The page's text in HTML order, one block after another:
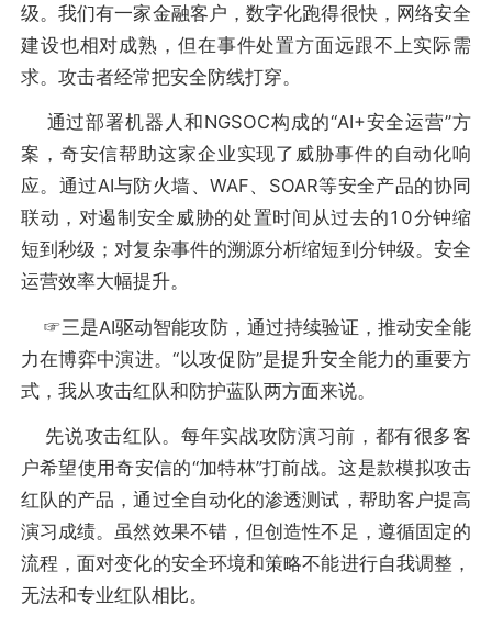
级。我们有一家金融客户，数字化跑得很快，网络安全
建设也相对成熟，但在事件处置方面远跟不上实际需
求。攻击者经常把安全防线打穿。
通过部署机器人和NGSOC构成的“AI+安全运营”方
案，奇安信帮助这家企业实现了威胁事件的自动化响
应。通过AI与防火墙、WAF、SOAR等安全产品的协同
联动，对遏制安全威胁的处置时间从过去的10分钟缩
短到秒级；对复杂事件的溯源分析缩短到分钟级。安全
运营效率大幅提升。
☞三是AI驱动智能攻防，通过持续验证，推动安全能
力在博弈中演进。“以攻促防”是提升安全能力的重要方
式，我从攻击红队和防护蓝队两方面来说。
先说攻击红队。每年实战攻防演习前，都有很多客
户希望使用奇安信的“加特林”打前战。这是款模拟攻击
红队的产品，通过全自动化的渗透测试，帮助客户提高
演习成绩。虽然效果不错，但创造性不足，遵循固定的
流程，面对变化的安全环境和策略不能进行自我调整，
无法和专业红队相比。